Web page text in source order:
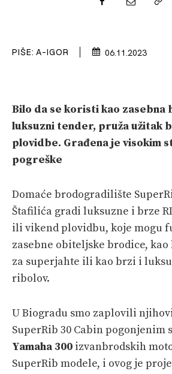
PLOVIDBA
VELIKE PRIČE
PRETPLATA
SHOP
PIŠE: A-IGOR 06.11.2023
Bilo da se koristi kao zasebna
luksuzni tender, pruža užitak
plovidbe. Građena je visokim
pogreške
Domaće brodogradilište
Štafilića gradi luksuzne i brze
ili vikend plovidbu, koje mogu
zasebne obiteljske brodice,
za superjahte ili kao brzi i
ribolov.
U Biogradu smo zaplovili
SuperRib 30 Cabin pogonjenim
Yamaha 300 izvanbrodskih
SuperRib modele, i ovog je